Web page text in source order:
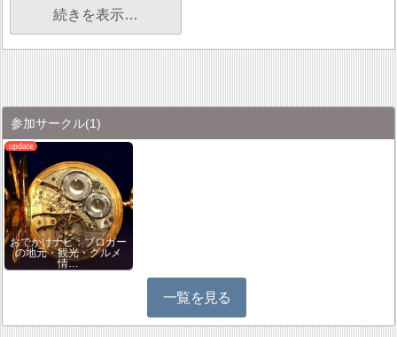
続きを表示…
参加サークル(1)
おでかけナビ：ブロガー
の地元・観光・グルメ
情…
一覧を見る